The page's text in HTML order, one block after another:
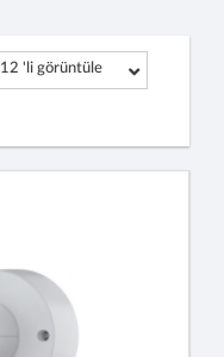
12 'li görüntüle